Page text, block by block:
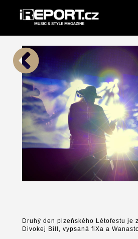
Druhý den plzeňského Létofestu je
Divokej Bill, vypsaná fiXa a